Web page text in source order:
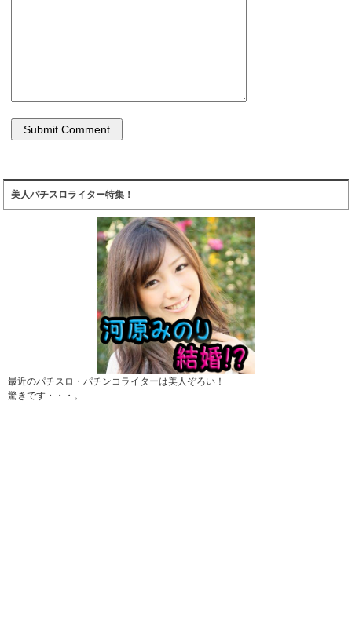
美人パチスロライター特集！
最近のパチスロ・パチンコライターは美人ぞろい！
驚きです・・・。